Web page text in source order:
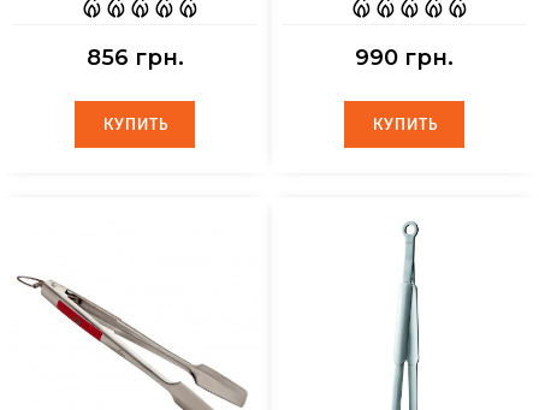
856 грн.
КУПИТЬ
КУПИТЬ
990 грн.
КУПИТЬ
КУПИТЬ